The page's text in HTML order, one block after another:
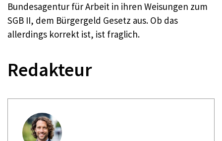
Bundesagentur für Arbeit in ihren Weisungen zum
SGB II, dem Bürgergeld Gesetz aus. Ob das
allerdings korrekt ist, ist fraglich.
Redakteur